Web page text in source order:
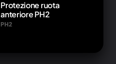
Protezione ruota
anteriore PH2
PH2